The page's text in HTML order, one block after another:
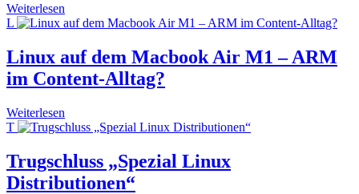
Weiterlesen
L
Linux auf dem Macbook Air M1 – ARM
im Content-Alltag?
Weiterlesen
T
Trugschluss „Spezial Linux
Distributionen“